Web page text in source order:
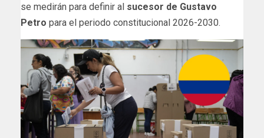
se medirán para definir al sucesor de Gustavo
Petro para el periodo constitucional 2026-2030.